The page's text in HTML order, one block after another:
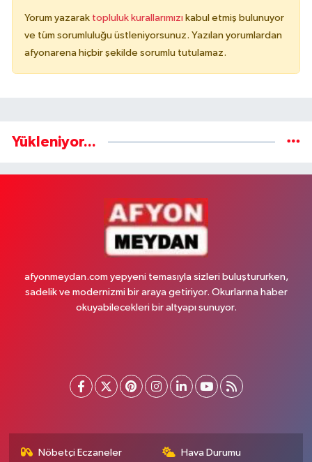
Yorum yazarak topluluk kurallarımızı kabul etmiş bulunuyor
ve tüm sorumluluğu üstleniyorsunuz. Yazılan yorumlardan
afyonarena hiçbir şekilde sorumlu tutulamaz.
Yükleniyor...
afyonmeydan.com yepyeni temasıyla sizleri buluştururken,
sadelik ve modernizmi bir araya getiriyor. Okurlarına haber
okuyabilecekleri bir altyapı sunuyor.
Nöbetçi Eczaneler Hava Durumu